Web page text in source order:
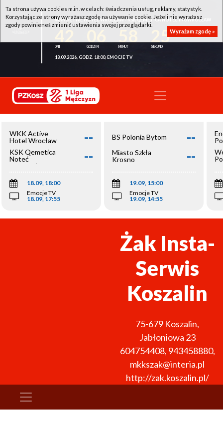
WKK ACTIVE HOTEL WROCŁAW - KSK QEMETICA NOTEĆ INOWROCŁAW
25
18.09.2026, GODZ. 18:00, EMOCJE TV
WKK Active
Hotel Wrocław
--
KSK Qemetica
Noteć
Inowrocław
--
18.09, 18:00
Emocje TV
18.09, 17:55
BS Polonia Bytom --
Miasto Szkła
Krosno
--
19.09, 15:00
Emocje TV
19.09, 14:55
Żak Insta-
Serwis
Koszalin
75-679 Koszalin,
Jabłoniowa 23
604754408, 943458880,
mkkszak@interia.pl
http://zak.koszalin.pl/
Ta strona używa cookies m.in. w celach: świadczenia usług, reklamy, statystyk.
Korzystając ze strony wyrażasz zgodę na używanie cookie. Jeżeli nie wyrażasz
zgody powinieneś zmienić ustawienia swojej przeglądarki.
Wyrażam zgodę »